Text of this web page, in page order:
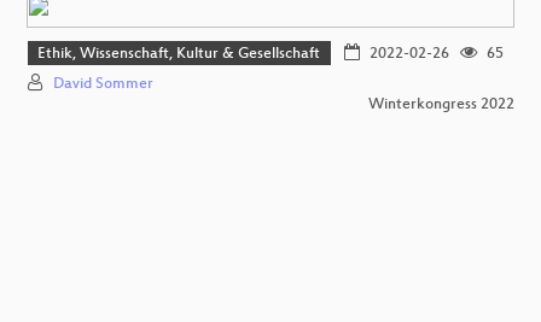
Ethik, Wissenschaft, Kultur & Gesellschaft 2022-02-26
65
David Sommer
Winterkongress 2022